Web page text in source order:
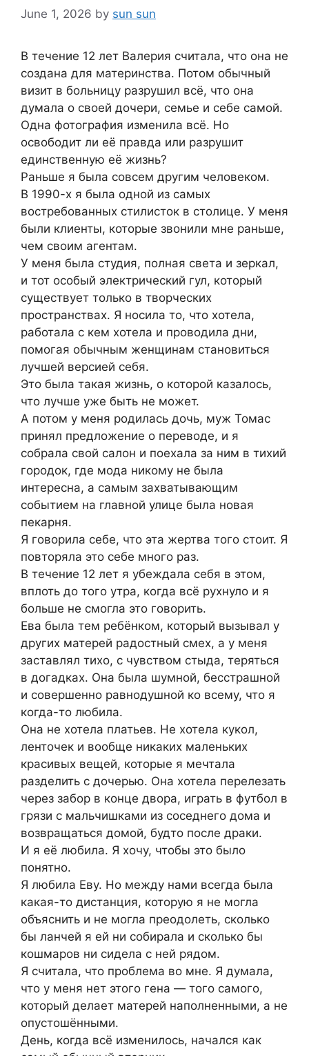
June 1, 2026 by sun sun
В течение 12 лет Валерия считала, что она не
создана для материнства. Потом обычный
визит в больницу разрушил всё, что она
думала о своей дочери, семье и себе самой.
Одна фотография изменила всё. Но
освободит ли её правда или разрушит
единственную её жизнь?
Раньше я была совсем другим человеком.
В 1990-х я была одной из самых
востребованных стилисток в столице. У меня
были клиенты, которые звонили мне раньше,
чем своим агентам.
У меня была студия, полная света и зеркал,
и тот особый электрический гул, который
существует только в творческих
пространствах. Я носила то, что хотела,
работала с кем хотела и проводила дни,
помогая обычным женщинам становиться
лучшей версией себя.
Это была такая жизнь, о которой казалось,
что лучше уже быть не может.
А потом у меня родилась дочь, муж Томас
принял предложение о переводе, и я
собрала свой салон и поехала за ним в тихий
городок, где мода никому не была
интересна, а самым захватывающим
событием на главной улице была новая
пекарня.
Я говорила себе, что эта жертва того стоит. Я
повторяла это себе много раз.
В течение 12 лет я убеждала себя в этом,
вплоть до того утра, когда всё рухнуло и я
больше не смогла это говорить.
Ева была тем ребёнком, который вызывал у
других матерей радостный смех, а у меня
заставлял тихо, с чувством стыда, теряться
в догадках. Она была шумной, бесстрашной
и совершенно равнодушной ко всему, что я
когда-то любила.
Она не хотела платьев. Не хотела кукол,
ленточек и вообще никаких маленьких
красивых вещей, которые я мечтала
разделить с дочерью. Она хотела перелезать
через забор в конце двора, играть в футбол в
грязи с мальчишками из соседнего дома и
возвращаться домой, будто после драки.
И я её любила. Я хочу, чтобы это было
понятно.
Я любила Еву. Но между нами всегда была
какая-то дистанция, которую я не могла
объяснить и не могла преодолеть, сколько
бы ланчей я ей ни собирала и сколько бы
кошмаров ни сидела с ней рядом.
Я считала, что проблема во мне. Я думала,
что у меня нет этого гена — того самого,
который делает матерей наполненными, а не
опустошёнными.
День, когда всё изменилось, начался как